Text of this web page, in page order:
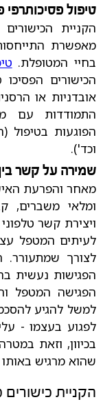
טיפול פסיכותרפי
הקניית
מאפשרת
בחיי המטופלת.
הכישורים
אובדניות או
התמודדות עם
הפוגעות בטיפול
וכד').
שמירה על קשר
מאחר והפרעת
ומלאי משברים,
ויצירת קשר
לעיתים המטפל
לצורך שמתעורר.
הפגישות נעשית
הפגישה המטפל
למשל להגיע
לפגוע בעצמו -
בכיוון, וזאת
שהוא מרגיש
הקניית כישורים